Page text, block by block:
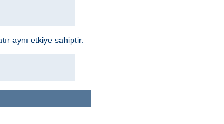
aynı etkiye sahiptir: